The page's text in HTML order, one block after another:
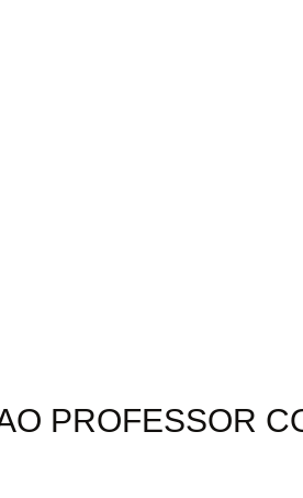
PROFESSOR